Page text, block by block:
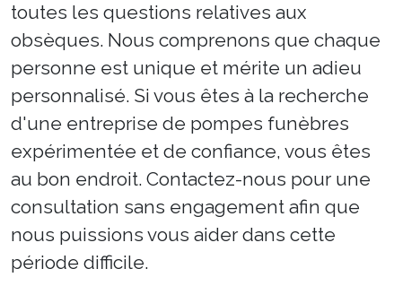
toutes les questions relatives aux
obsèques. Nous comprenons que chaque
personne est unique et mérite un adieu
personnalisé. Si vous êtes à la recherche
d'une entreprise de pompes funèbres
expérimentée et de confiance, vous êtes
au bon endroit. Contactez-nous pour une
consultation sans engagement afin que
nous puissions vous aider dans cette
période difficile.